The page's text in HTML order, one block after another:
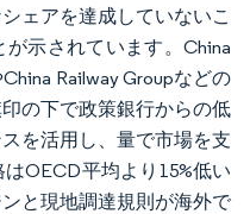
ェアを達成していないこ
示されています。China
Railway Groupなどの
の下で政策銀行からの低
を活用し、量で市場を支
OECD平均より15%低い
と現地調達規則が海外で